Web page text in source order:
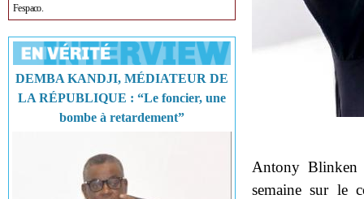
Fespaco.
DEMBA KANDJI, MÉDIATEUR DE
LA RÉPUBLIQUE : “Le foncier, une
bombe à retardement”
Antony Blinken
semaine sur le